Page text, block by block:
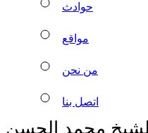
حوادث
مواقع
من نحن
اتصل بنا
محمد الحسن